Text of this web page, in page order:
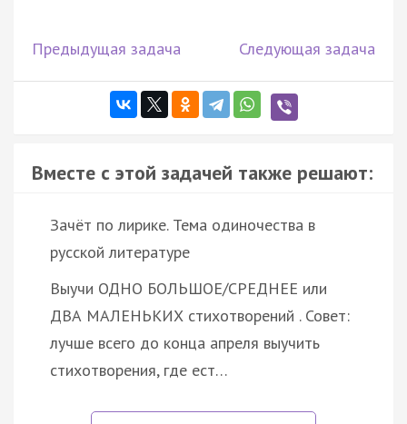
Предыдущая задача Следующая задача
Вместе с этой задачей также решают:
Зачёт по лирике. Тема одиночества в
русской литературе
Выучи ОДНО БОЛЬШОЕ/СРЕДНЕЕ или
ДВА МАЛЕНЬКИХ стихотворений . Совет:
лучше всего до конца апреля выучить
стихотворения, где ест…